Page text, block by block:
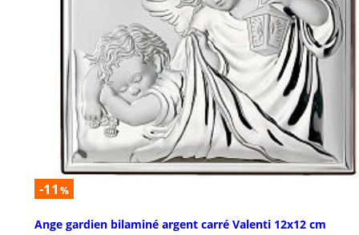
-11 %
Ange gardien bilaminé argent carré Valenti 12x12 cm